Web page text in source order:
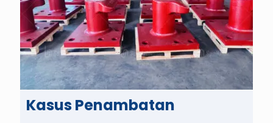
Kasus Penambatan